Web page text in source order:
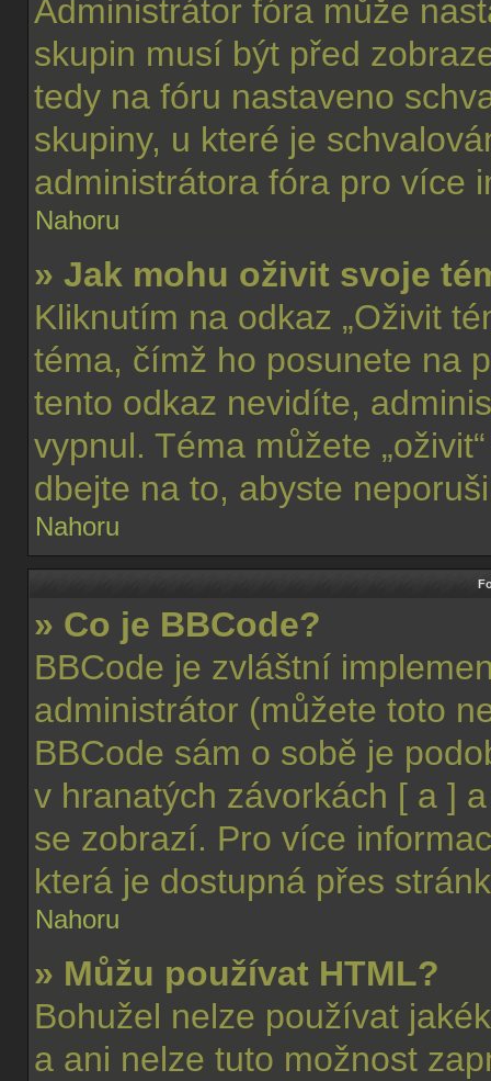
Administrátor fóra může
skupin musí být před
tedy na fóru nastaveno
skupiny, u které je
administrátora fóra pro více
Nahoru
» Jak mohu oživit svoje
Kliknutím na odkaz „Oživit
téma, čímž ho posunete na
tento odkaz nevidíte,
vypnul. Téma můžete
dbejte na to, abyste
Nahoru
» Co je BBCode?
BBCode je zvláštní
administrátor (můžete toto
BBCode sám o sobě je
v hranatých závorkách [ a ]
se zobrazí. Pro více
která je dostupná přes
Nahoru
» Můžu používat HTML?
Bohužel nelze používat
a ani nelze tuto možnost